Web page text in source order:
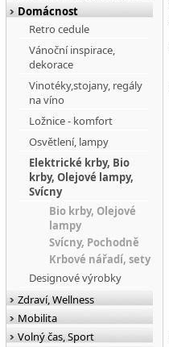
Domácnost
Retro cedule
Vánoční inspirace,
dekorace
Vinotéky,stojany, regály
na víno
Ložnice - komfort
Osvětlení, lampy
Elektrické krby, Bio
krby, Olejové lampy,
Svícny
Bio krby, Olejové
lampy
Svícny, Pochodně
Krbové nářadí, sety
Designové výrobky
Zdraví, Wellness
Mobilita
Volný čas, Sport